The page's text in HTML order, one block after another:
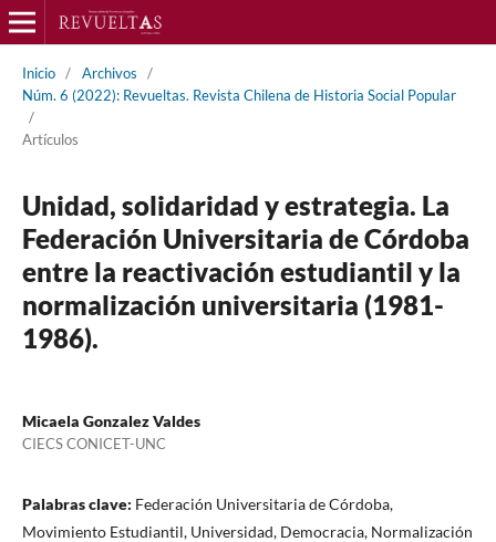
Inicio / Archivos
/
Núm. 6 (2022): Revueltas. Revista Chilena de Historia Social Popular
/
Artículos
Unidad, solidaridad y estrategia. La
Federación Universitaria de Córdoba
entre la reactivación estudiantil y la
normalización universitaria (1981-
1986).
Micaela Gonzalez Valdes
CIECS CONICET-UNC
Palabras clave: Federación Universitaria de Córdoba,
Movimiento Estudiantil, Universidad, Democracia, Normalización